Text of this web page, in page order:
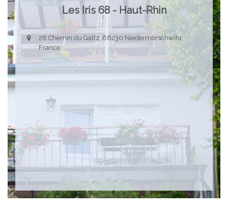
Les Iris 68 - Haut-Rhin
28 Chemin du Galtz, 68230 Niedermorschwihr,
France